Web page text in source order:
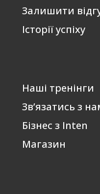
Залишити
Історії успіху
Наші тренінги
Зв’язатись з
Бізнес з Inten
Магазин